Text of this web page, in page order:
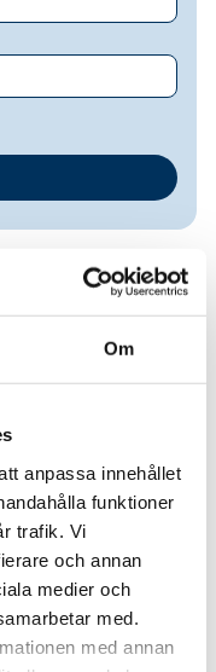
Om
anpassa innehållet
funktioner
trafik. Vi
och annan
medier och
med.
med annan